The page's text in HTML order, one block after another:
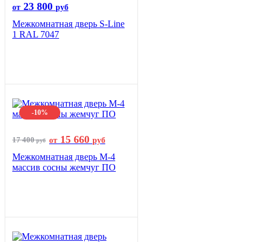
от 23 800 руб
Межкомнатная дверь S-Line
1 RAL 7047
-10%
17 400руб от 15 660 руб
Межкомнатная дверь М-4
массив сосны жемчуг ПО